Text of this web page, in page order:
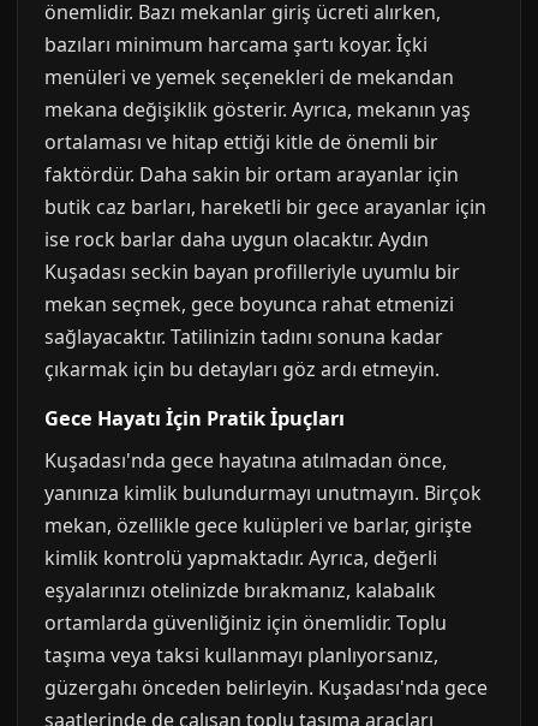
önemlidir. Bazı mekanlar giriş ücreti alırken,
bazıları minimum harcama şartı koyar. İçki
menüleri ve yemek seçenekleri de mekandan
mekana değişiklik gösterir. Ayrıca, mekanın yaş
ortalaması ve hitap ettiği kitle de önemli bir
faktördür. Daha sakin bir ortam arayanlar için
butik caz barları, hareketli bir gece arayanlar için
ise rock barlar daha uygun olacaktır. Aydın
Kuşadası seckin bayan profilleriyle uyumlu bir
mekan seçmek, gece boyunca rahat etmenizi
sağlayacaktır. Tatilinizin tadını sonuna kadar
çıkarmak için bu detayları göz ardı etmeyin.
Gece Hayatı İçin Pratik İpuçları
Kuşadası'nda gece hayatına atılmadan önce,
yanınıza kimlik bulundurmayı unutmayın. Birçok
mekan, özellikle gece kulüpleri ve barlar, girişte
kimlik kontrolü yapmaktadır. Ayrıca, değerli
eşyalarınızı otelinizde bırakmanız, kalabalık
ortamlarda güvenliğiniz için önemlidir. Toplu
taşıma veya taksi kullanmayı planlıyorsanız,
güzergahı önceden belirleyin. Kuşadası'nda gece
saatlerinde de çalışan toplu taşıma araçları